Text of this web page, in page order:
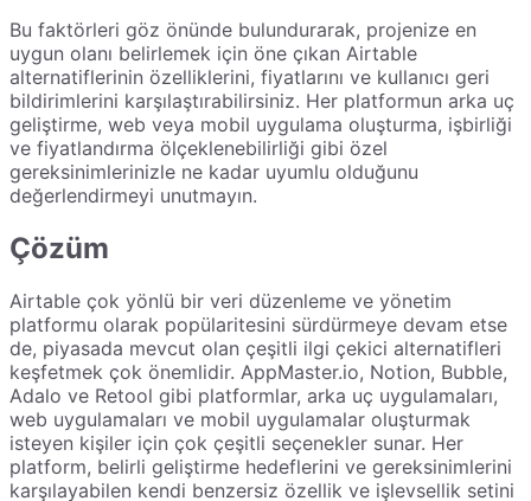
Bu faktörleri göz önünde bulundurarak, projenize en
uygun olanı belirlemek için öne çıkan Airtable
alternatiflerinin özelliklerini, fiyatlarını ve kullanıcı geri
bildirimlerini karşılaştırabilirsiniz. Her platformun arka uç
geliştirme, web veya mobil uygulama oluşturma, işbirliği
ve fiyatlandırma ölçeklenebilirliği gibi özel
gereksinimlerinizle ne kadar uyumlu olduğunu
değerlendirmeyi unutmayın.
Çözüm
Airtable çok yönlü bir veri düzenleme ve yönetim
platformu olarak popülaritesini sürdürmeye devam etse
de, piyasada mevcut olan çeşitli ilgi çekici alternatifleri
keşfetmek çok önemlidir. AppMaster.io, Notion, Bubble,
Adalo ve Retool gibi platformlar, arka uç uygulamaları,
web uygulamaları ve mobil uygulamalar oluşturmak
isteyen kişiler için çok çeşitli seçenekler sunar. Her
platform, belirli geliştirme hedeflerini ve gereksinimlerini
karşılayabilen kendi benzersiz özellik ve işlevsellik setini